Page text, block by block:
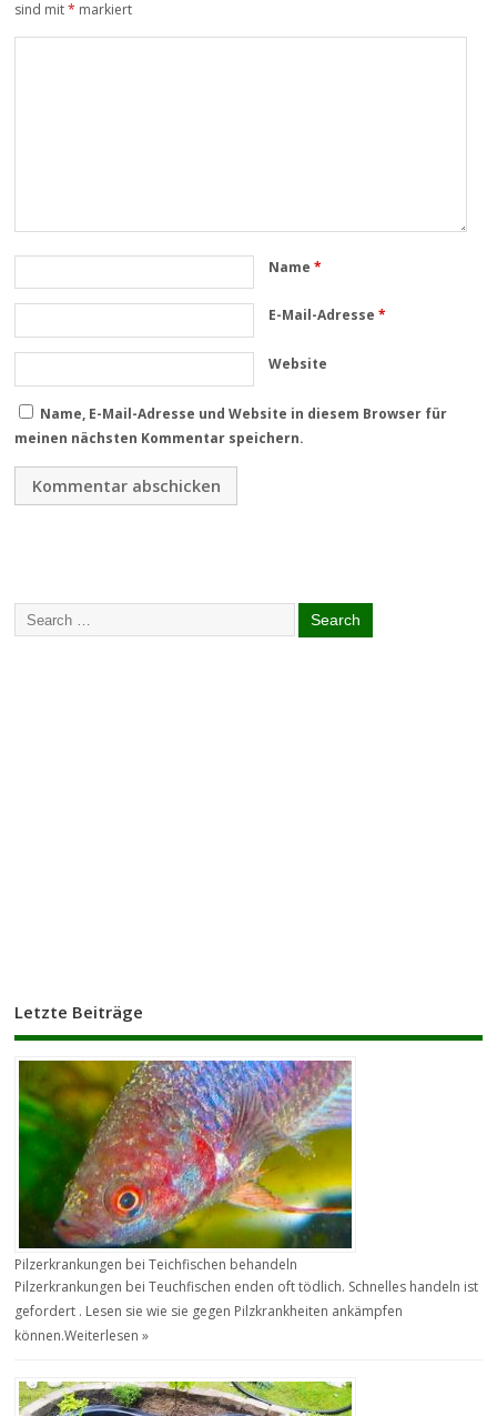
sind mit* markiert
Name*
E-Mail-Adresse*
Website
Name, E-Mail-Adresse und Website in diesem Browser für
meinen nächsten Kommentar speichern.
Letzte Beiträge
Pilzerkrankungen bei Teichfischen behandeln
Pilzerkrankungen bei Teuchfischen enden oft tödlich. Schnelles handeln ist
gefordert . Lesen sie wie sie gegen Pilzkrankheiten ankämpfen
können.Weiterlesen »